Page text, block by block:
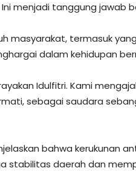
menjadi tanggung jawab
masyarakat, termasuk
dalam kehidupan
Idulfitri. Kami
sebagai saudara
bahwa kerukunan
stabilitas daerah dan